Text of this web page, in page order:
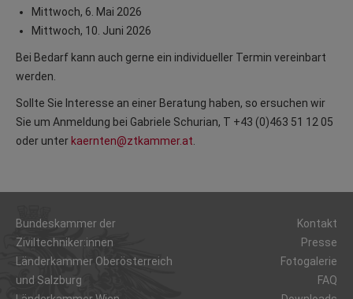
Mittwoch, 6. Mai 2026
Mittwoch, 10. Juni 2026
Bei Bedarf kann auch gerne ein individueller Termin vereinbart
werden.
Sollte Sie Interesse an einer Beratung haben, so ersuchen wir
Sie um Anmeldung bei Gabriele Schurian, T +43 (0)463 51 12 05
oder unter kaernten@ztkammer.at
Bundeskammer der
Ziviltechniker:innen
Länderkammer Oberösterreich
und Salzburg
Kontakt
Presse
Fotogalerie
FAQ